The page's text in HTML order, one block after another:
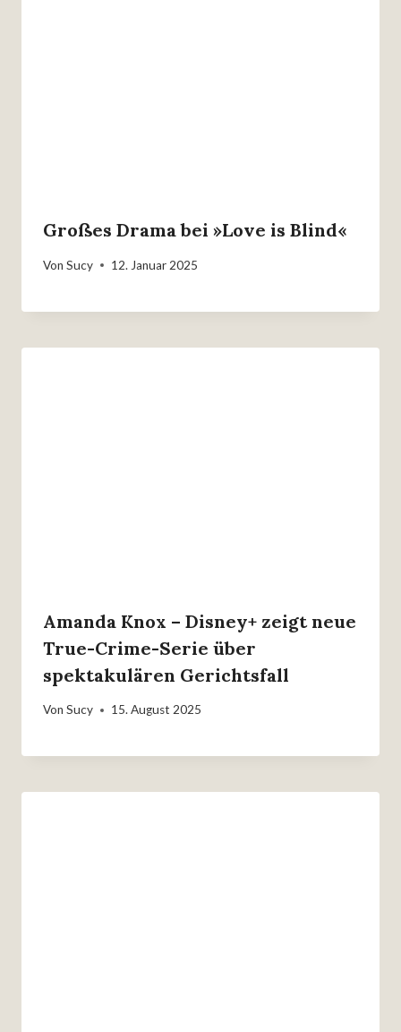
Großes Drama bei »Love is Blind«
Von Sucy 12. Januar 2025
Amanda Knox – Disney+ zeigt neue
True-Crime-Serie über
spektakulären Gerichtsfall
Von Sucy 15. August 2025